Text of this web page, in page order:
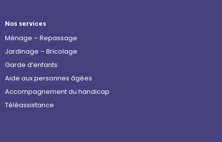
Nos services
Ménage – Repassage
Jardinage – Bricolage
Garde d’enfants
Aide aux personnes âgées
Accompagnement du handicap
Téléassistance